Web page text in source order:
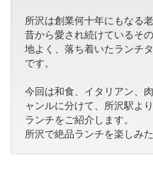
所沢は創業何十年にもなる
昔から愛され続けているそ
地よく、落ち着いたランチ
です。
今回は和食、イタリアン、
ャンルに分けて、所沢駅よ
ランチをご紹介します。
所沢で絶品ランチを楽しみ